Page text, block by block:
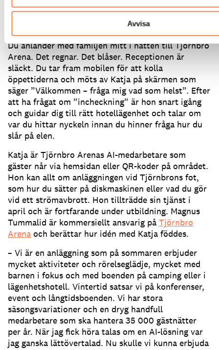
Avvisa
som istället kan fokusera på ännu
bättre mänsklig service.
Du anländer med familjen mitt i natten till Tjörnbro
Arena. Det regnar. Det blåser. Receptionen är
släckt. Du tar fram mobilen för att kolla
öppettiderna och möts av Katja på skärmen som
säger ”Välkommen – fråga mig vad som helst”. Efter
att ha frågat om ”incheckning” är hon snart igång
och guidar dig till rätt hotellägenhet och talar om
var du hittar nyckeln innan du hinner fråga hur du
slår på elen.
Katja är Tjörnbro Arenas AI-medarbetare som
gäster når via hemsidan eller QR-koder på området.
Hon kan allt om anläggningen vid Tjörnbrons fot,
som hur du sätter på diskmaskinen eller vad du gör
vid ett strömavbrott. Hon tillträdde sin tjänst i
april och är fortfarande under utbildning. Magnus
Tummalid är kommersiellt ansvarig på Tjörnbro
Arena och berättar hur idén med Katja föddes.
– Vi är en anläggning som på sommaren erbjuder
mycket aktiviteter och rörelseglädje, mycket med
barnen i fokus och med boenden på camping eller i
lägenhetshotell. Vintertid satsar vi på konferenser,
event och långtidsboenden. Vi har stora
säsongsvariationer och en dryg handfull
medarbetare som ska hantera 35 000 gästnätter
per år. När jag fick höra talas om en AI-lösning var
jag ganska lättövertalad. Nu skulle vi kunna erbjuda